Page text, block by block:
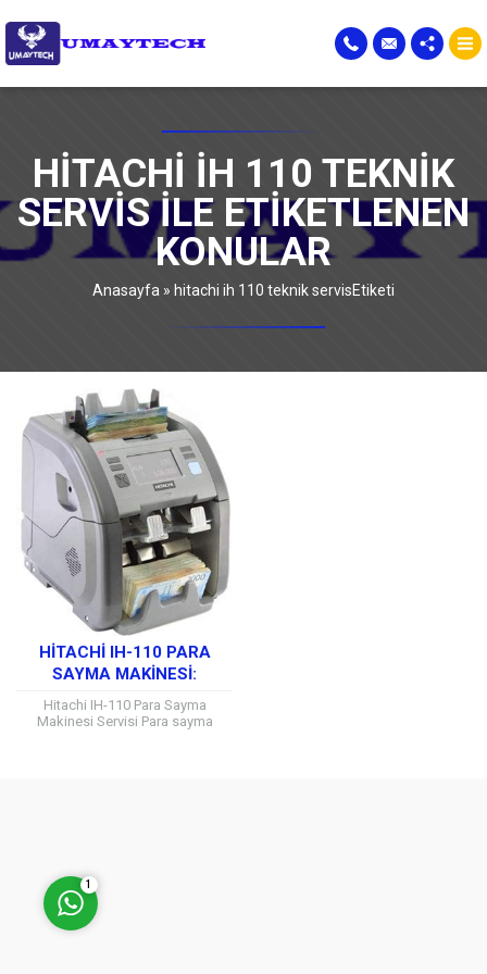
HITACHI IH 110 TEKNIK
SERVIS ILE ETIKETLENEN
KONULAR
Anasayfa » hitachi ih 110 teknik servisEtiketi
HITACHI IH-110 PARA
SAYMA MAKINESI:
GÜVENLI VE HIZLI NAKIT
SAYMA ÇÖZÜMÜ
Hitachi IH-110 Para Sayma
Makinesi Servisi Para sayma
Müşteri Temsilcisi
1